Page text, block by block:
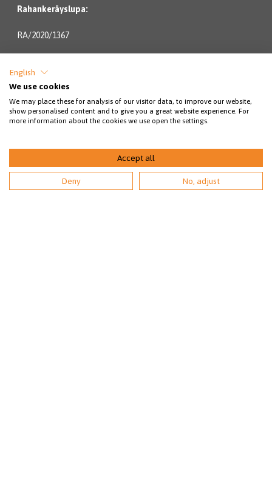
Rahankeräyslupa:
RA/2020/1367
Lintulahdenkatu 10
00500 Helsinki
arkisin klo 9-18
English
We use cookies
We may place these for analysis of our visitor data, to improve our website,
show personalised content and to give you a great website experience. For
more information about the cookies we use open the settings.
Accept all
Deny No, adjust